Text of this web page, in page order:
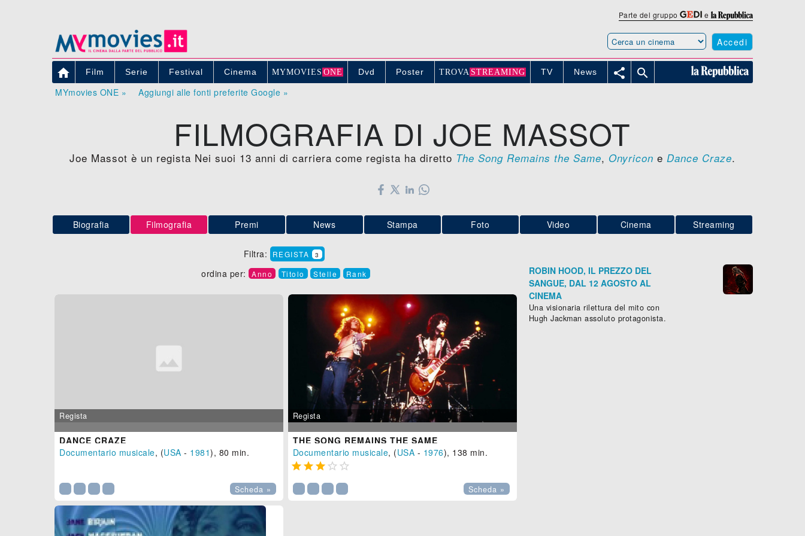
Parte del gruppo e
Accedi
 Film Serie Festival Cinema MYMOVIE S ONE Dvd Poster TROVA STREAMING TV News  
MYmovies ONE » Aggiungi alle fonti preferite Google »
FILMOGRAFIA DI JOE MASSOT
Joe Massot è un regista Nei suoi 13 anni di carriera come regista ha diretto The Song Remains the Same, Onyricon e Dance Craze.
Biografia Filmografia Premi News Stampa Foto Video Cinema Streaming
Filtra: REGISTA 3
ordina per: Anno Titolo Stelle Rank
Regista
DANCE CRAZE
Documentario musicale, (USA - 1981), 80 min.
Scheda »
Regista
THE SONG REMAINS THE SAME
Documentario musicale, (USA - 1976), 138 min.
    
Scheda »
ROBIN HOOD, IL PREZZO DEL
SANGUE, DAL 12 AGOSTO AL
CINEMA
Una visionaria rilettura del mito con
Hugh Jackman assoluto protagonista.